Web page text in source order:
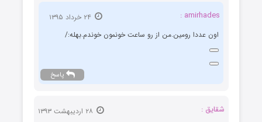
amirhades :
اون عددا رومین.من از رو ساعت خونمون خوندم.بهله:/
پاسخ
شقایق :